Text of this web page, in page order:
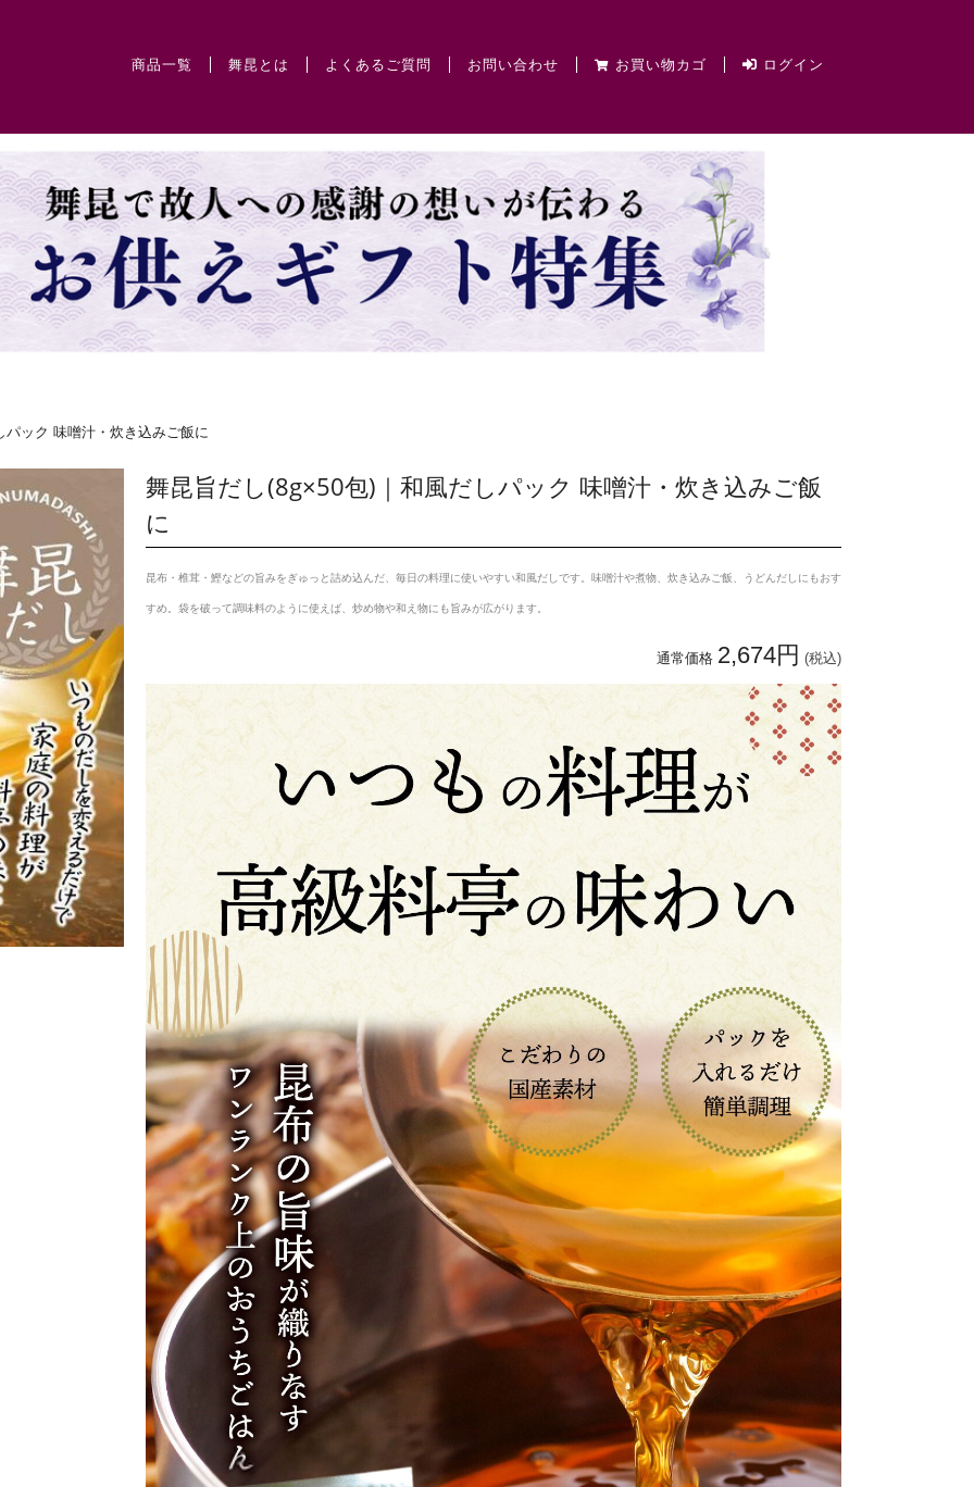
商品一覧 舞昆とは よくあるご質問 お問い合わせ お買い物カゴ ログイン
ック 味噌汁・炊き込みご飯に
舞昆旨だし(8g×50包)｜和風だしパック 味噌汁・炊き込みご飯
に
昆布・椎茸・鰹などの旨みをぎゅっと詰め込んだ、毎日の料理に使いやすい和風だしです。味噌汁や煮物、炊き込みご飯、うどんだしにもおす
すめ。袋を破って調味料のように使えば、炒め物や和え物にも旨みが広がります。
通常価格 2,674円 (税込)